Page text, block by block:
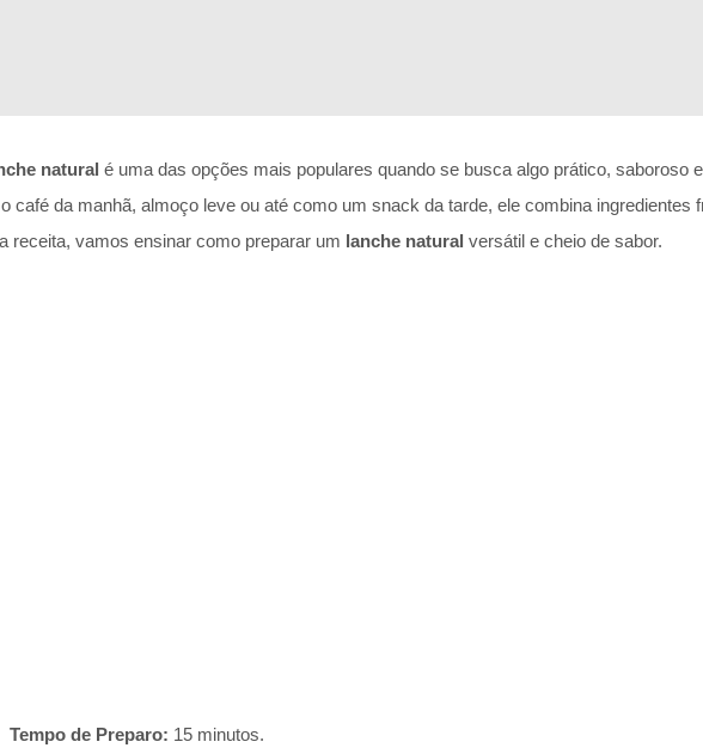
natural é uma das opções mais populares quando se busca algo prático, saboroso
café da manhã, almoço leve ou até como um snack da tarde, ele combina ingredientes
receita, vamos ensinar como preparar um lanche natural versátil e cheio de sabor.
Tempo de Preparo: 15 minutos.